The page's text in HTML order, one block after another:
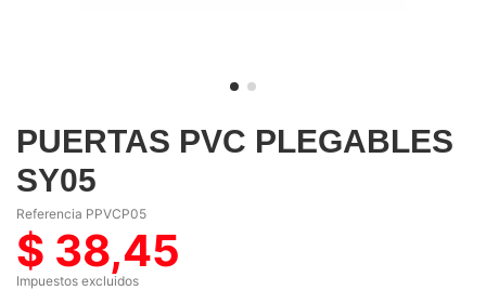
PUERTAS PVC PLEGABLES
SY05
Referencia PPVCP05
$ 38,45
Impuestos excluidos